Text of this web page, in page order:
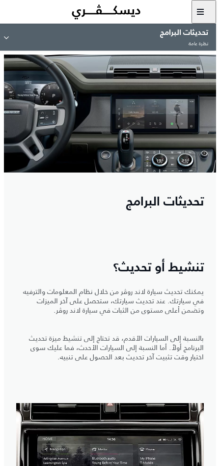
تحديثات البرامج
نظرة عامة
تحديثات البرامج
تنشيط أو تحديث؟
يمكنك تحديث سيارة لاند روڤر من خلال نظام المعلومات والترفيه
في سيارتك. عند تحديث سيارتك، ستحصل على آخر الميزات
وتضمن أعلى مستوى من الثبات في سيارة لاند روڤر.
بالنسبة إلى السيارات الأقدم، قد تحتاج إلى تنشيط ميزة تحديث
البرنامج أولاً. أما النسبة إلى السيارات الأحدث، فما عليك سوى
اختيار وقت تثبيت آخر تحديث بعد الحصول على تنبيه.